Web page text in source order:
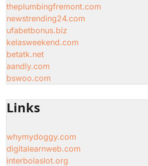
theplumbingfremont.com
newstrending24.com
ufabetbonus.biz
kelasweekend.com
betatk.net
aandly.com
bswoo.com
Links
whymydoggy.com
digitalearnweb.com
interbolaslot.org